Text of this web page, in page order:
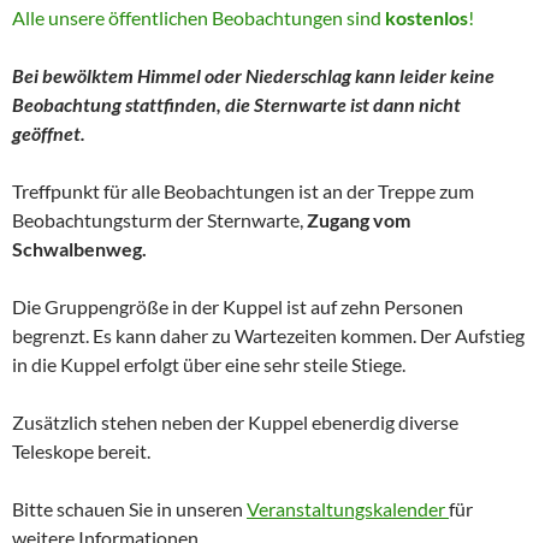
Alle unsere öffentlichen Beobachtungen sind kostenlos!
Bei bewölktem Himmel oder Niederschlag kann leider keine
Beobachtung stattfinden, die Sternwarte ist dann nicht
geöffnet.
Treffpunkt für alle Beobachtungen ist an der Treppe zum
Beobachtungsturm der Sternwarte,Zugang vom
Schwalbenweg.
Die Gruppengröße in der Kuppel ist auf zehn Personen
begrenzt. Es kann daher zu Wartezeiten kommen. Der Aufstieg
in die Kuppel erfolgt über eine sehr steile Stiege.
Zusätzlich stehen neben der Kuppel ebenerdig diverse
Teleskope bereit.
Bitte schauen Sie in unseren Veranstaltungskalenderfür
weitere Informationen.